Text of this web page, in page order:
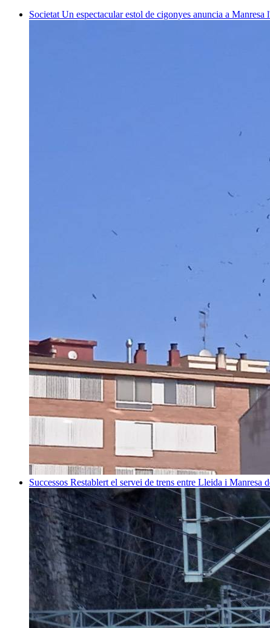
Societat Un espectacular estol de cigonyes anuncia a
Successos Restablert el servei de trens entre Lleida i Manresa